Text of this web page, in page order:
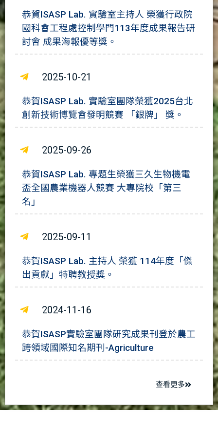
恭賀ISASP Lab. 實驗室主持人 榮獲行政院
國科會工程處控制學門113年度成果報告研
討會 成果海報優等獎。
2025-10-21
恭賀ISASP Lab. 實驗室團隊榮獲2025台北
創新技術博覽會發明競賽 「銀牌」 獎。
2025-09-26
恭賀ISASP Lab. 專題生榮獲三久生物機電
盃全國農業機器人競賽 大專院校「第三
名」
2025-09-11
恭賀ISASP Lab. 主持人 榮獲 114年度「傑
出貢獻」特聘教授獎。
2024-11-16
恭賀ISASP實驗室團隊研究成果刊登於農工
跨領域國際知名期刊-Agriculture
查看更多